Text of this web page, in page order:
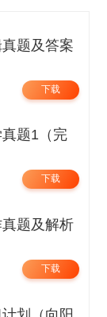
下载
下载
下载